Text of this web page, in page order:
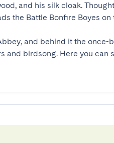
and his silk cloak.
the Battle Bonfire Boyes
and behind it the
and birdsong. Here you can